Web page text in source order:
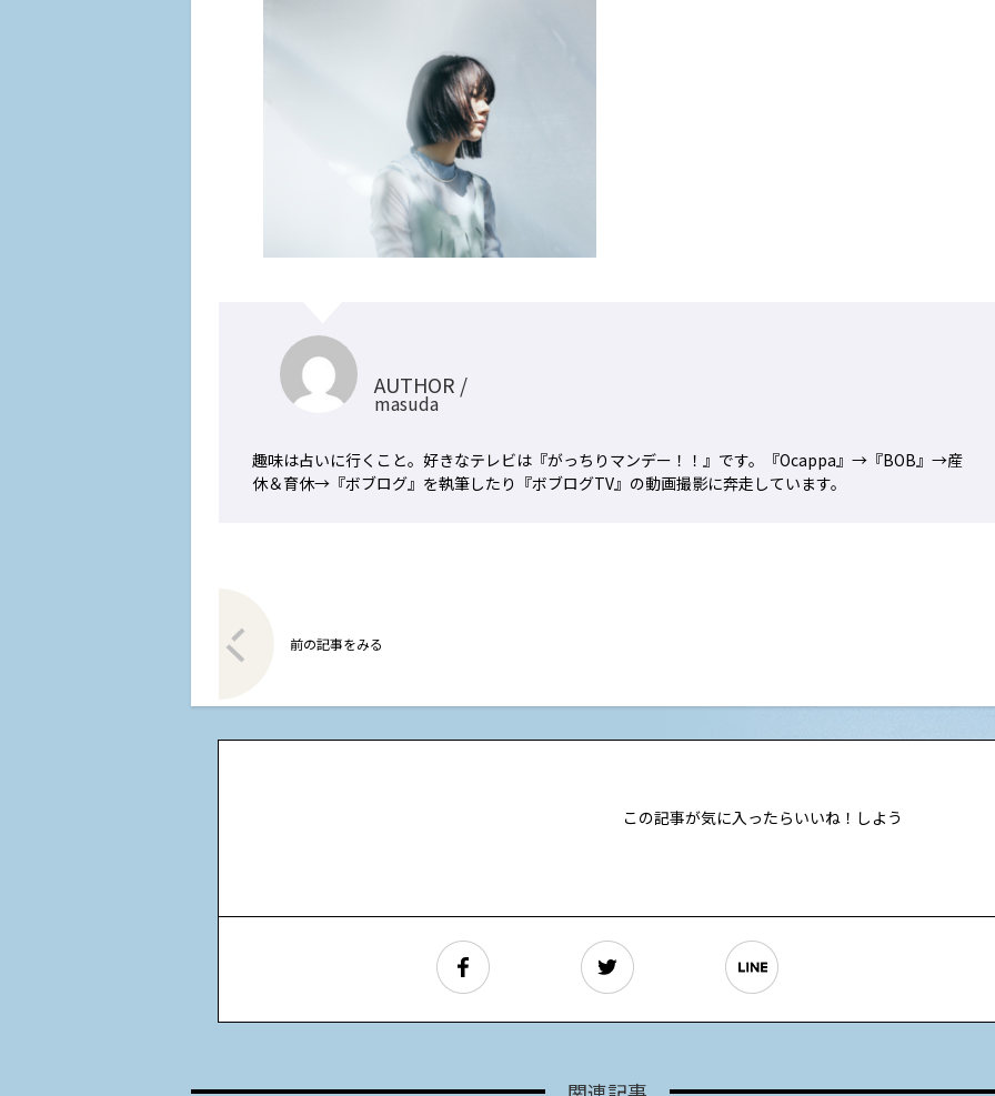
AUTHOR /
masuda
趣味は占いに行くこと。好きなテレビは『がっちりマンデー！！』です。『Ocappa』→『BOB』→産
休＆育休→『ボブログ』を執筆したり『ボブログTV』の動画撮影に奔走しています。
前の記事をみる
この記事が気に入ったらいいね！しよう